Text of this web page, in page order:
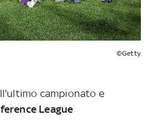
©Getty
campionato e
League